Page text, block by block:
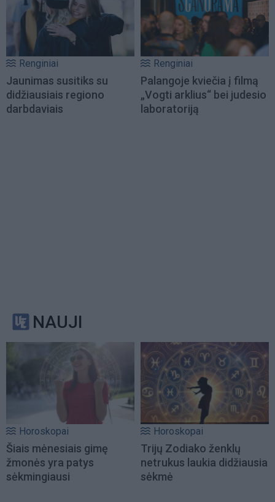
Renginiai
Jaunimas susitiks su
didžiausiais regiono
darbdaviais
Renginiai
Palangoje kviečia į filmą
„Vogti arklius“ bei judesio
laboratoriją
NAUJI
Horoskopai
Šiais mėnesiais gimę
žmonės yra patys
sėkmingiausi
Horoskopai
Trijų Zodiako ženklų
netrukus laukia didžiausia
sėkmė